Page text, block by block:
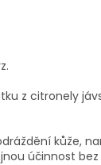
z citronely
kůže,
účinnost